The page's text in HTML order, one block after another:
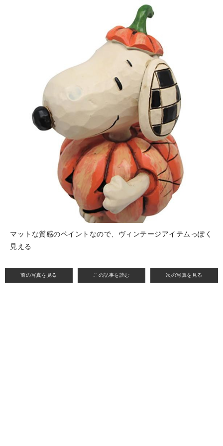
前の写真を見る この記事を読む 次の写真を見る
マットな質感のペイントなので、ヴィンテージアイテムっぽく
見える